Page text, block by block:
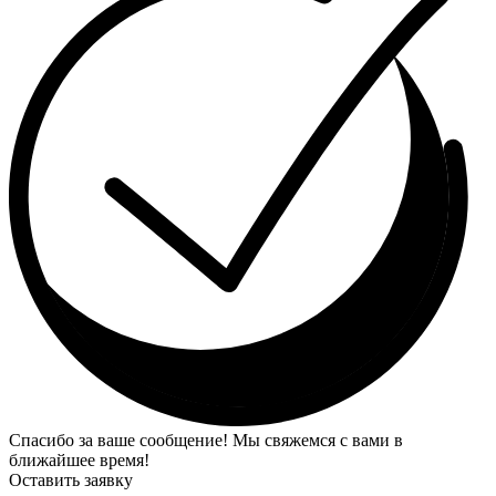
Спасибо за ваше сообщение! Мы свяжемся с вами в
ближайшее время!
Оставить заявку